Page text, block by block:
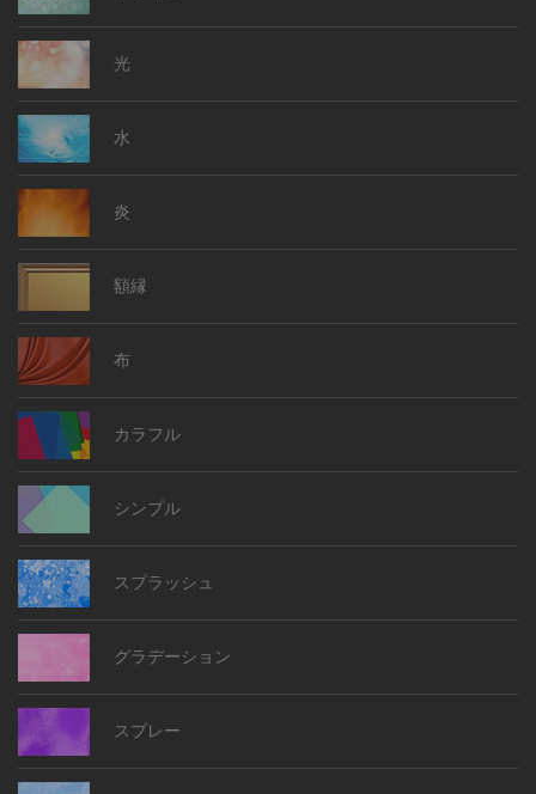
光
水
炎
額縁
布
カラフル
シンプル
スプラッシュ
グラデーション
スプレー